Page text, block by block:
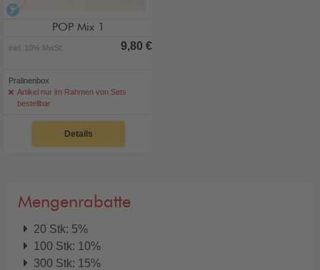
POP Mix 1
inkl. 10% MwSt. 9,80 €
Pralinenbox
Artikel nur im Rahmen von Sets
bestellbar
Details
Mengenrabatte
20 Stk: 5%
100 Stk: 10%
300 Stk: 15%